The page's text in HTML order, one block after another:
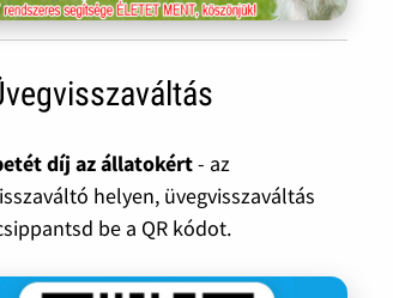
díj az állatokért- az
helyen, üvegvisszaváltás
be a QR kódot.